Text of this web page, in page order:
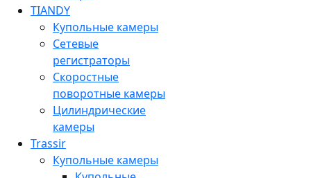
TIANDY
Купольные камеры
Сетевые
регистраторы
Скоростные
поворотные камеры
Цилиндрические
камеры
Trassir
Купольные камеры